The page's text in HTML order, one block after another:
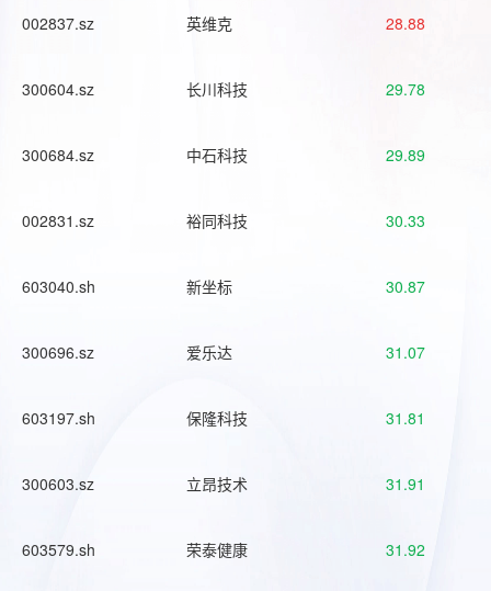
002837.sz 英维克 28.88
300604.sz 长川科技 29.78
300684.sz 中石科技 29.89
002831.sz 裕同科技 30.33
603040.sh 新坐标 30.87
300696.sz 爱乐达 31.07
603197.sh 保隆科技 31.81
300603.sz 立昂技术 31.91
603579.sh 荣泰健康 31.92